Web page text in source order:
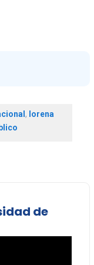
, lorena
de